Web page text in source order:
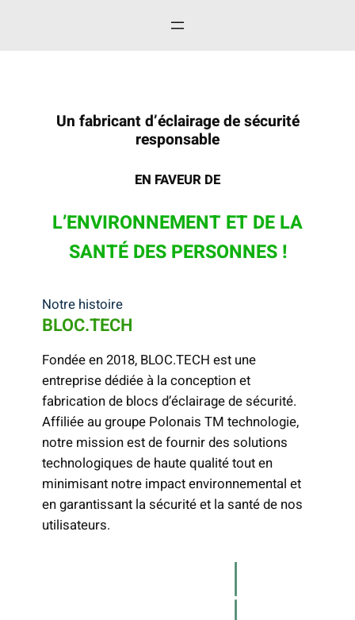
Un fabricant d’éclairage de sécurité
responsable
EN FAVEUR DE
L’ENVIRONNEMENT ET DE LA
SANTÉ DES PERSONNES !
Notre histoire
BLOC.TECH
Fondée en 2018, BLOC.TECH est une
entreprise dédiée à la conception et
fabrication de blocs d’éclairage de sécurité.
Affiliée au groupe Polonais TM technologie,
notre mission est de fournir des solutions
technologiques de haute qualité tout en
minimisant notre impact environnemental et
en garantissant la sécurité et la santé de nos
utilisateurs.